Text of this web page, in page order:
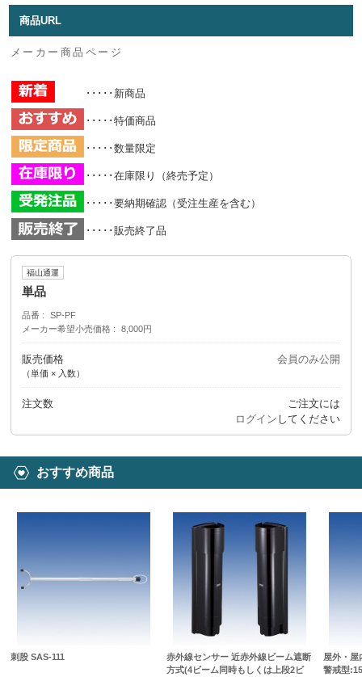
商品URL
メーカー商品ページ
･････新商品
･････特価商品
･････数量限定
･････在庫限り（終売予定）
･････要納期確認（受注生産を含む）
･････販売終了品
福山通運
単品
品番
SP-PF
メーカー希望小売価格
8,000円
販売価格
（単価 × 入数）
会員のみ公開
注文数
ご注文には
ログイン してください
おすすめ商品
刺股 SAS-111
赤外線センサー 近赤外線ビーム遮断
方式(4ビーム同時もしくは上段2ビ
屋外・屋
警戒型